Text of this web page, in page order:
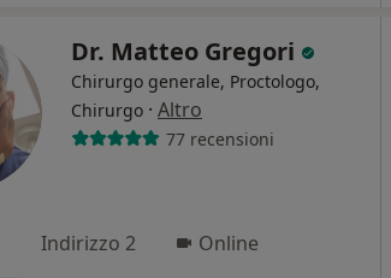
Dr. Matteo Gregori
Chirurgo generale, Proctologo,
Chirurgo · Altro
77 recensioni
Indirizzo 2 Online